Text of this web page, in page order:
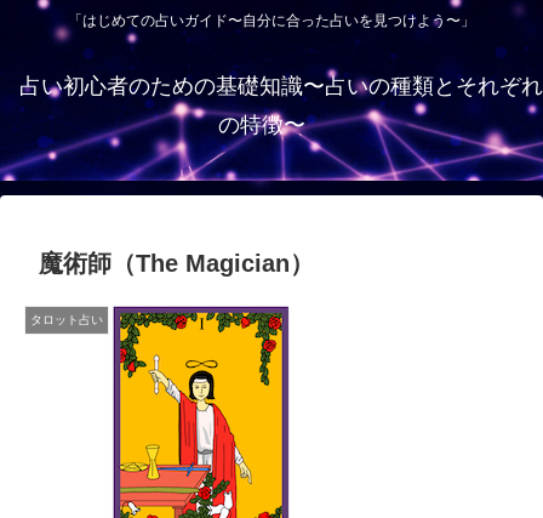
「はじめての占いガイド〜自分に合った占いを見つけよう〜」
占い初心者のための基礎知識〜占いの種類とそれぞれ
の特徴〜
魔術師（The Magician）
タロット占い